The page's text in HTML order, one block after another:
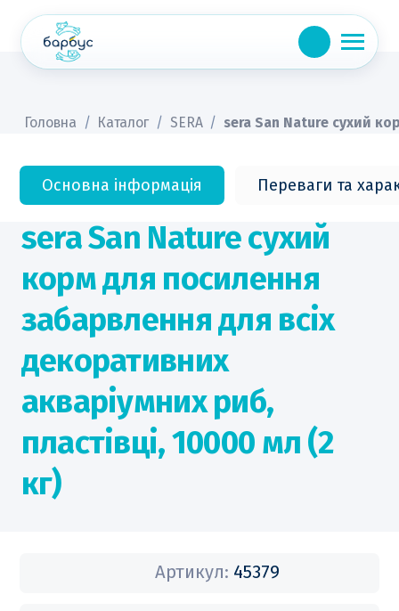
content
Головна / Каталог / SERA / sera San Nature сухий
Основна інформація Переваги та
sera San Nature сухий
корм для посилення
забарвлення для всіх
декоративних
акваріумних риб,
пластівці, 10000 мл (2
кг)
Артикул: 45379